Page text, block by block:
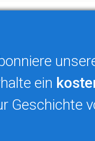
ein
Geschichte